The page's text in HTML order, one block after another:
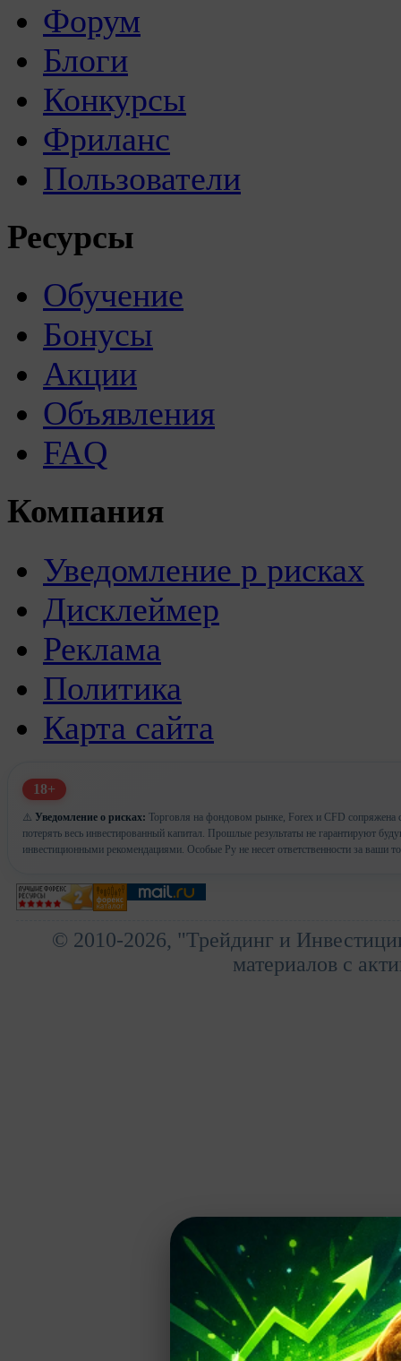
Форум
Блоги
Конкурсы
Фриланс
Пользователи
Ресурсы
Обучение
Бонусы
Акции
Объявления
FAQ
Компания
Уведомление р рисках
Дисклеймер
Реклама
Политика
Карта сайта
18+
⚠️ Уведомление о рисках: Торговля на фондовом рынке, Forex и CFD сопряжена
потерять весь инвестированный капитал. Прошлые результаты не гарантируют
инвестиционными рекомендациями. Особые Ру не несет ответственности за ваши
© 2010-2026, "Трейдинг и
материалов с